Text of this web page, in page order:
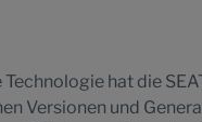
hat die
Versionen und